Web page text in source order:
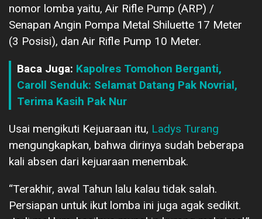
nomor lomba yaitu, Air Rifle Pump (ARP) /
Senapan Angin Pompa Metal Shiluette 17 Meter
(3 Posisi), dan Air Rifle Pump 10 Meter.
Baca Juga: Kapolres Tomohon Berganti,
Caroll Senduk: Selamat Datang Pak Novrial,
Terima Kasih Pak Nur
Usai mengikuti Kejuaraan itu, Ladys Turang
mengungkapkan, bahwa dirinya sudah beberapa
kali absen dari kejuaraan menembak.
“Terakhir, awal Tahun lalu kalau tidak salah.
Persiapan untuk ikut lomba ini juga agak sedikit.